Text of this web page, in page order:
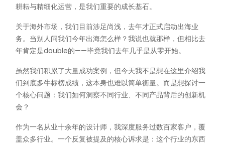
耕耘与精细化运营，是我们重要的成长基石。
关于海外市场，我们目前涉足尚浅，去年才正式启动出海业
务。当别人问我们今年出海怎么样？我说也就那样，但相比去
年肯定是double的——毕竟我们去年几乎是从零开始。
虽然我们积累了大量成功案例，但今天我不是想在这里介绍我
们到底多牛标榜成绩，这本身也难以简单衡量。而是想探讨一
个核心问题：我们如何洞察不同行业、不同产品背后的创新机
会？
作为一名从业十余年的设计师，我深度服务过数百家客户，覆
盖众多行业。一个反复被提及的核心诉求是：这个行业的东西